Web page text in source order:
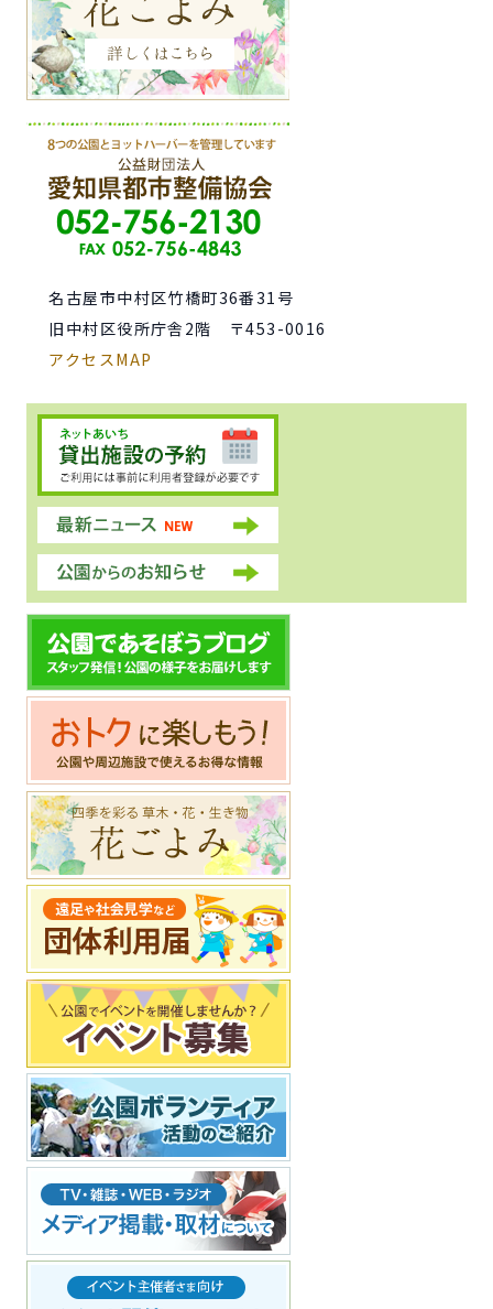
名古屋市中村区竹橋町36番31号
旧中村区役所庁舎2階 〒453-0016
アクセスMAP